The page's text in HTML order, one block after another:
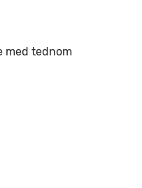
med tednom